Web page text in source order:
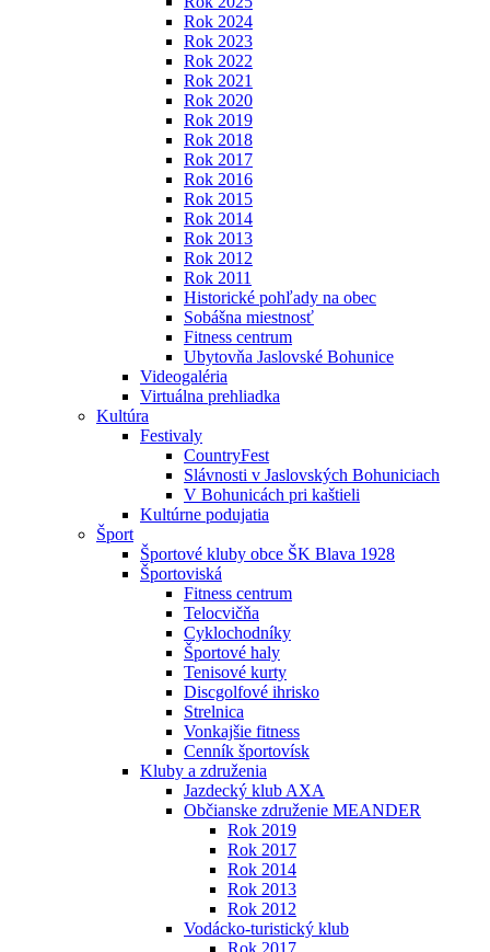
Rok 2024
Rok 2023
Rok 2022
Rok 2021
Rok 2020
Rok 2019
Rok 2018
Rok 2017
Rok 2016
Rok 2015
Rok 2014
Rok 2013
Rok 2012
Rok 2011
Historické pohľady na obec
Sobášna miestnosť
Fitness centrum
Ubytovňa Jaslovské Bohunice
Videogaléria
Virtuálna prehliadka
Kultúra
Festivaly
CountryFest
Slávnosti v Jaslovských Bohuniciach
V Bohunicách pri kaštieli
Kultúrne podujatia
Šport
Športové kluby obce ŠK Blava 1928
Športoviská
Fitness centrum
Telocvičňa
Cyklochodníky
Športové haly
Tenisové kurty
Discgolfové ihrisko
Strelnica
Vonkajšie fitness
Cenník športovísk
Kluby a združenia
Jazdecký klub AXA
Občianske združenie MEANDER
Rok 2019
Rok 2017
Rok 2014
Rok 2013
Rok 2012
Vodácko-turistický klub
Rok 2017